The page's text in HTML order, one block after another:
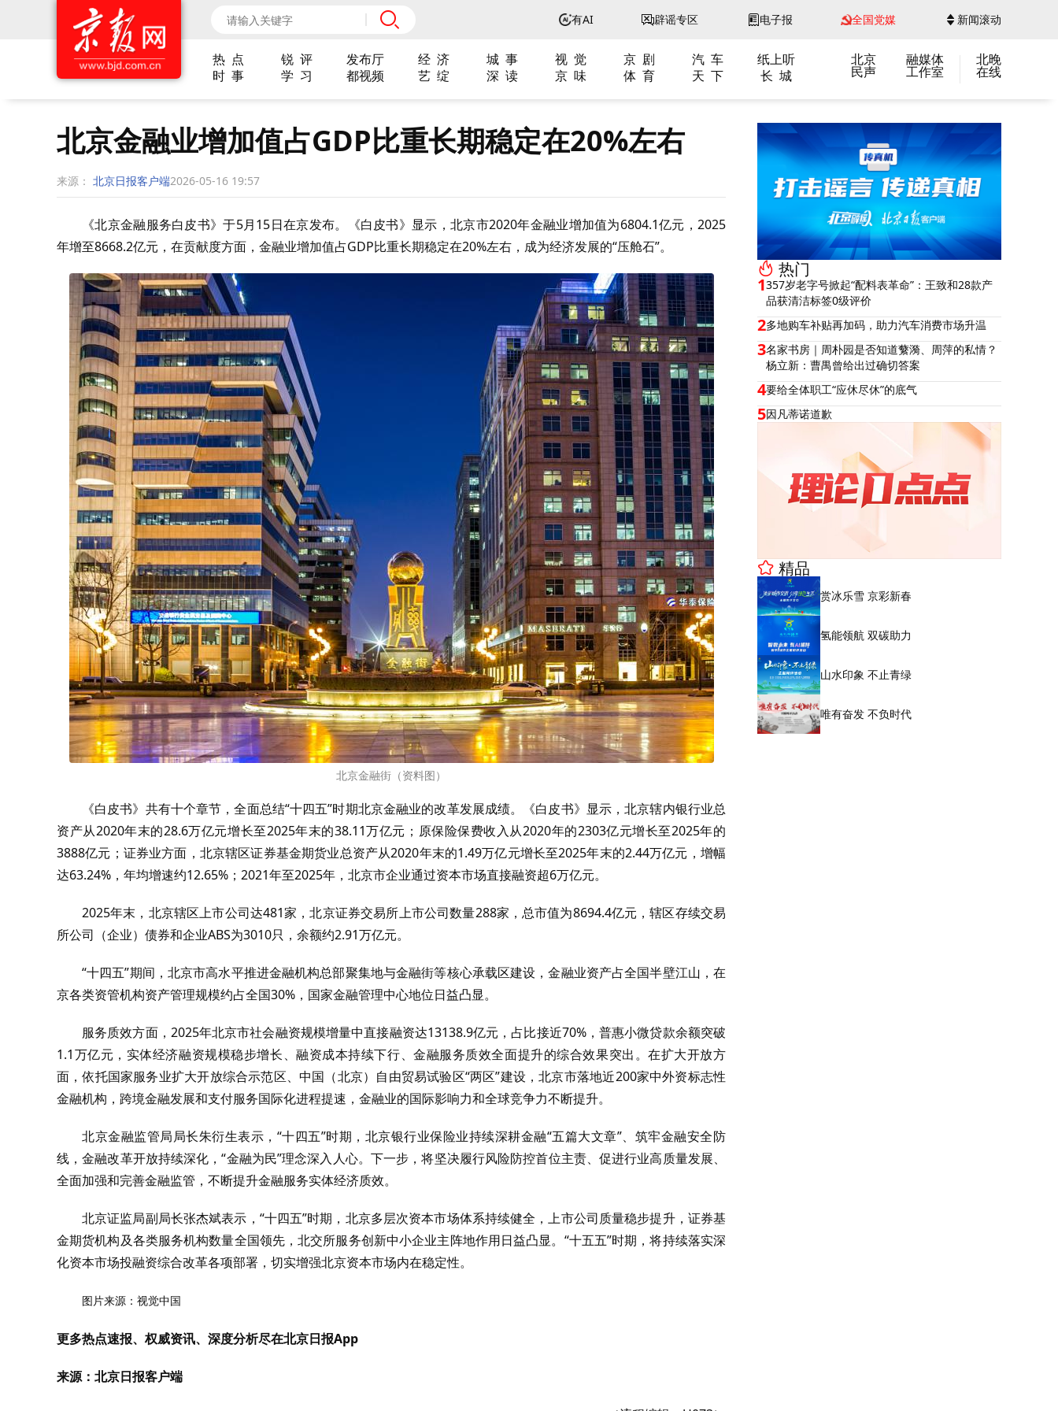
有AI 辟谣专区 电子报 全国党媒 新闻滚动
热 点 锐 评 发布厅 经 济 城 事 视 觉 京 剧 汽 车
纸上听
时 事
学 习 都视频 艺 绽 深 读 京 味 体 育 天 下 长 城
北京
民声
融媒体
工作室
北晚
在线
北京金融业增加值占GDP比重长期稳定在20%左右
来源： 北京日报客户端2026-05-16 19:57
《北京金融服务白皮书》于5月15日在京发布。《白皮书》显示，北京市2020年金融业增加值为6804.1亿元，2025
年增至8668.2亿元，在贡献度方面，金融业增加值占GDP比重长期稳定在20%左右，成为经济发展的“压舱石”。
北京金融街（资料图）
《白皮书》共有十个章节，全面总结“十四五”时期北京金融业的改革发展成绩。《白皮书》显示，北京辖内银行业总
资产从2020年末的28.6万亿元增长至2025年末的38.11万亿元；原保险保费收入从2020年的2303亿元增长至2025年的
3888亿元；证券业方面，北京辖区证券基金期货业总资产从2020年末的1.49万亿元增长至2025年末的2.44万亿元，增幅
达63.24%，年均增速约12.65%；2021年至2025年，北京市企业通过资本市场直接融资超6万亿元。
2025年末，北京辖区上市公司达481家，北京证券交易所上市公司数量288家，总市值为8694.4亿元，辖区存续交易
所公司（企业）债券和企业ABS为3010只，余额约2.91万亿元。
“十四五”期间，北京市高水平推进金融机构总部聚集地与金融街等核心承载区建设，金融业资产占全国半壁江山，在
京各类资管机构资产管理规模约占全国30%，国家金融管理中心地位日益凸显。
服务质效方面，2025年北京市社会融资规模增量中直接融资达13138.9亿元，占比接近70%，普惠小微贷款余额突破
1.1万亿元，实体经济融资规模稳步增长、融资成本持续下行、金融服务质效全面提升的综合效果突出。在扩大开放方
面，依托国家服务业扩大开放综合示范区、中国（北京）自由贸易试验区“两区”建设，北京市落地近200家中外资标志性
金融机构，跨境金融发展和支付服务国际化进程提速，金融业的国际影响力和全球竞争力不断提升。
北京金融监管局局长朱衍生表示，“十四五”时期，北京银行业保险业持续深耕金融“五篇大文章”、筑牢金融安全防
线，金融改革开放持续深化，“金融为民”理念深入人心。下一步，将坚决履行风险防控首位主责、促进行业高质量发展、
全面加强和完善金融监管，不断提升金融服务实体经济质效。
北京证监局副局长张杰斌表示，“十四五”时期，北京多层次资本市场体系持续健全，上市公司质量稳步提升，证券基
金期货机构及各类服务机构数量全国领先，北交所服务创新中小企业主阵地作用日益凸显。“十五五”时期，将持续落实深
化资本市场投融资综合改革各项部署，切实增强北京资本市场内在稳定性。
图片来源：视觉中国
更多热点速报、权威资讯、深度分析尽在北京日报App
来源：北京日报客户端
热门
1357岁老字号掀起“配料表革命”：王致和28款产
品获清洁标签0级评价
2多地购车补贴再加码，助力汽车消费市场升温
3名家书房｜周朴园是否知道蘩漪、周萍的私情？
杨立新：曹禺曾给出过确切答案
4要给全体职工“应休尽休”的底气
5因凡蒂诺道歉
精品
赏冰乐雪 京彩新春
氢能领航 双碳助力
山水印象 不止青绿
唯有奋发 不负时代